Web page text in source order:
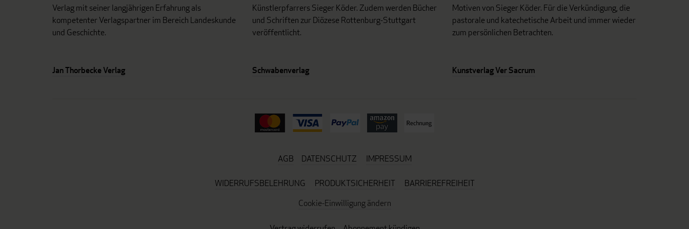
Verlag mit seiner langjährigen Erfahrung als
kompetenter Verlagspartner im Bereich Landeskunde
und Geschichte.
Jan Thorbecke Verlag
Künstlerpfarrers Sieger Köder. Zudem werden Bücher
und Schriften zur Diözese Rottenburg-Stuttgart
veröffentlicht.
Schwabenverlag
Motiven von Sieger Köder. Für die Verkündigung, die
pastorale und katechetische Arbeit und immer wieder
zum persönlichen Betrachten.
Kunstverlag Ver Sacrum
AGB DATENSCHUTZ IMPRESSUM
WIDERRUFSBELEHRUNG PRODUKTSICHERHEIT
BARRIEREFREIHEIT
Cookie-Einwilligung ändern